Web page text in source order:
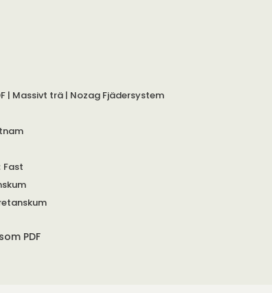
| Massivt trä | Nozag Fjädersystem
Fast
PDF